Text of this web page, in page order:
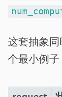
这套抽象同
个最小例子